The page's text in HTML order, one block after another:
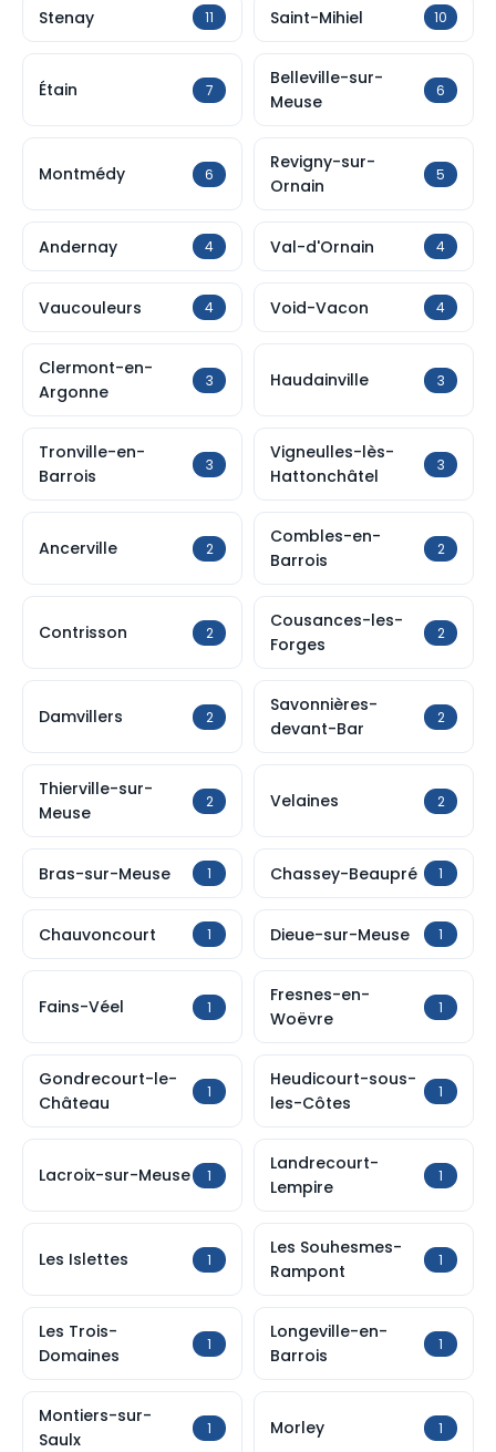
Stenay 11 Saint-Mihiel 10
Étain 7
Belleville-sur-
Meuse
6
Montmédy 6
Revigny-sur-
Ornain
5
Andernay 4 Val-d'Ornain 4
Vaucouleurs 4 Void-Vacon 4
Clermont-en-
Argonne
3 Haudainville 3
Tronville-en-
Barrois
3
Vigneulles-lès-
Hattonchâtel
3
Ancerville 2
Combles-en-
Barrois
2
Contrisson 2
Cousances-les-
Forges
2
Damvillers 2
Savonnières-
devant-Bar
2
Thierville-sur-
Meuse
2 Velaines 2
Bras-sur-Meuse 1 Chassey-Beaupré 1
Chauvoncourt 1 Dieue-sur-Meuse 1
Fains-Véel 1
Fresnes-en-
Woëvre
1
Gondrecourt-le-
Château
1
Heudicourt-sous-
les-Côtes
1
Lacroix-sur-Meuse 1
Landrecourt-
Lempire
1
Les Islettes 1
Les Souhesmes-
Rampont
1
Les Trois-
Domaines
1
Longeville-en-
Barrois
1
Montiers-sur-
Saulx
1 Morley 1